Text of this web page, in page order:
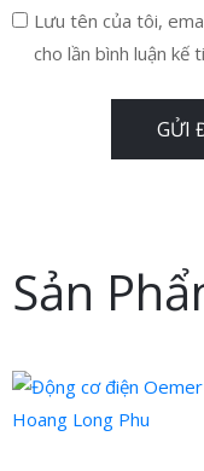
Lưu tên của tôi,
cho lần bình luận kế
Sản